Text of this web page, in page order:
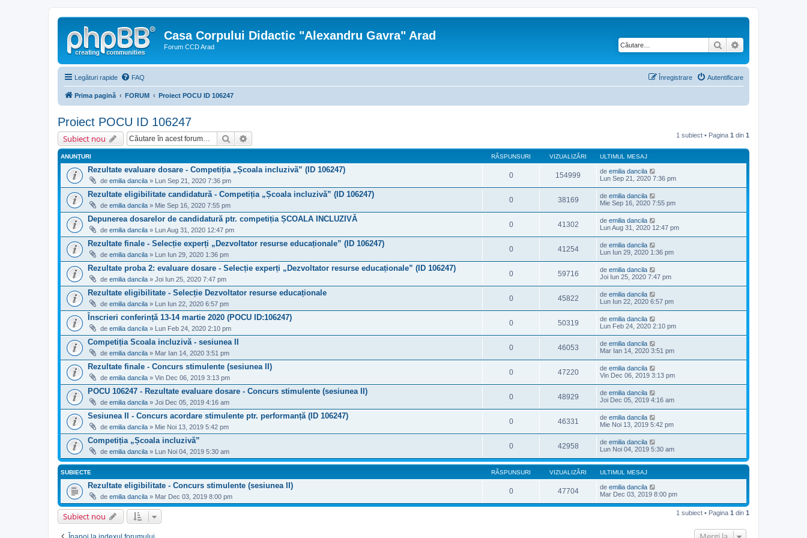
Casa Corpului Didactic "Alexandru Gavra" Arad
Forum CCD Arad Căutare
Legături rapide FAQ Autentificare
Înregistrare
Prima pagină FORUM Proiect POCU ID 106247
Proiect POCU ID 106247
Subiect nou Căutare 1 subiect • Pagina 1 din 1
ANUNŢURI RĂSPUNSURI VIZUALIZĂRI ULTIMUL MESAJ
Rezultate evaluare dosare - Competiția „Școala incluzivă” (ID 106247)
de emilia dancila » Lun Sep 21, 2020 7:36 pm
0 154999 de emilia dancila
Lun Sep 21, 2020 7:36 pm
Rezultate eligibilitate candidatură - Competiția „Școala incluzivă” (ID 106247)
de emilia dancila » Mie Sep 16, 2020 7:55 pm
0 38169 de emilia dancila
Mie Sep 16, 2020 7:55 pm
Depunerea dosarelor de candidatură ptr. competiția ȘCOALA INCLUZIVĂ
de emilia dancila » Lun Aug 31, 2020 12:47 pm
0 41302 de emilia dancila
Lun Aug 31, 2020 12:47 pm
Rezultate finale - Selecție experți „Dezvoltator resurse educaționale” (ID 106247)
de emilia dancila » Lun Iun 29, 2020 1:36 pm
0 41254 de emilia dancila
Lun Iun 29, 2020 1:36 pm
Rezultate proba 2: evaluare dosare - Selecție experți „Dezvoltator resurse educaționale” (ID 106247)
de emilia dancila » Joi Iun 25, 2020 7:47 pm
0 59716 de emilia dancila
Joi Iun 25, 2020 7:47 pm
Rezultate eligibilitate - Selecție Dezvoltator resurse educaționale
de emilia dancila » Lun Iun 22, 2020 6:57 pm
0 45822 de emilia dancila
Lun Iun 22, 2020 6:57 pm
Înscrieri conferință 13-14 martie 2020 (POCU ID:106247)
de emilia dancila » Lun Feb 24, 2020 2:10 pm
0 50319 de emilia dancila
Lun Feb 24, 2020 2:10 pm
Competiția Scoala incluzivă - sesiunea II
de emilia dancila » Mar Ian 14, 2020 3:51 pm
0 46053 de emilia dancila
Mar Ian 14, 2020 3:51 pm
Rezultate finale - Concurs stimulente (sesiunea II)
de emilia dancila » Vin Dec 06, 2019 3:13 pm
0 47220 de emilia dancila
Vin Dec 06, 2019 3:13 pm
POCU 106247 - Rezultate evaluare dosare - Concurs stimulente (sesiunea II)
de emilia dancila » Joi Dec 05, 2019 4:16 am
0 48929 de emilia dancila
Joi Dec 05, 2019 4:16 am
Sesiunea II - Concurs acordare stimulente ptr. performanță (ID 106247)
de emilia dancila » Mie Noi 13, 2019 5:42 pm
0 46331 de emilia dancila
Mie Noi 13, 2019 5:42 pm
Competiția „Școala incluzivă”
de emilia dancila » Lun Noi 04, 2019 5:30 am
0 42958 de emilia dancila
Lun Noi 04, 2019 5:30 am
SUBIECTE RĂSPUNSURI VIZUALIZĂRI ULTIMUL MESAJ
Rezultate eligibilitate - Concurs stimulente (sesiunea II)
de emilia dancila » Mar Dec 03, 2019 8:00 pm
0 47704 de emilia dancila
Mar Dec 03, 2019 8:00 pm
Subiect nou 1 subiect • Pagina 1 din 1